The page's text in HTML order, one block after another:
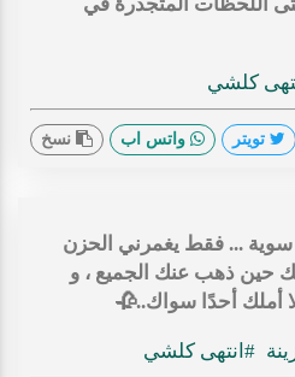
كلشي
تويتر واتس اب نسخ
سوية ... فقط يغمرني الحزن
حين ذهب عنك الجميع ، و
أملك أحدًا سواك..🥀
#انتهى كلشي